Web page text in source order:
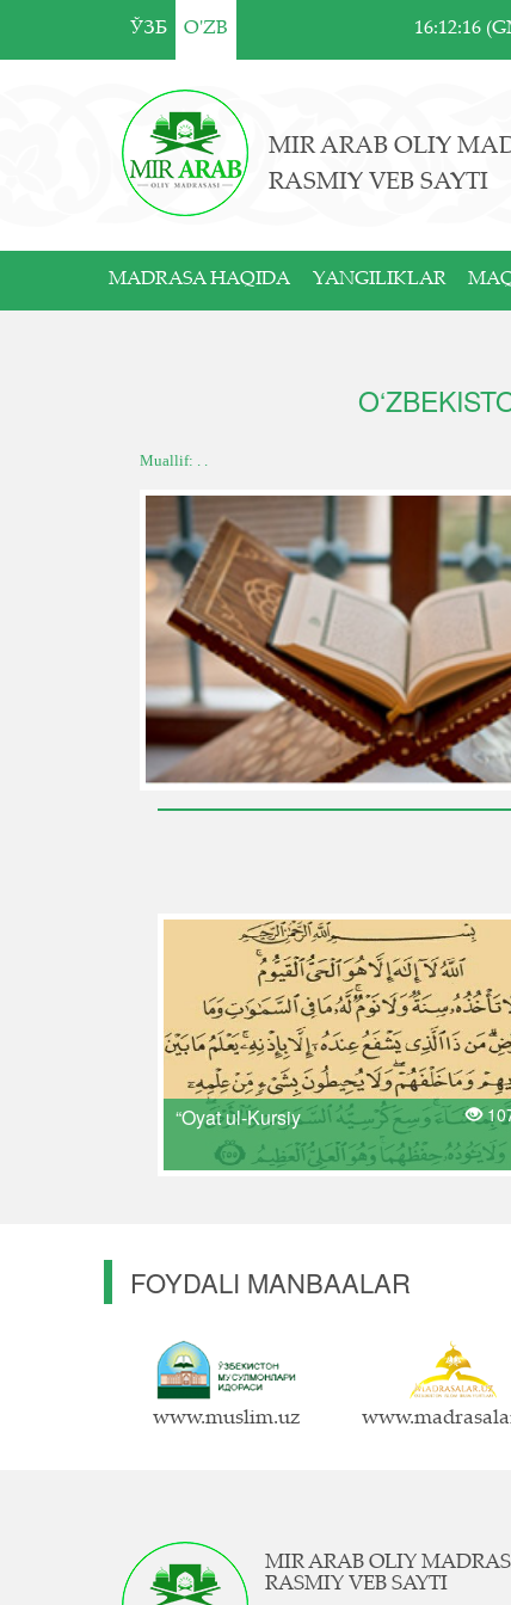
ЎЗБ O'ZB 16:12:16
MIR ARAB OLIY
RASMIY VEB SAYTI
MADRASA HAQIDA YANGILIKLAR
Muallif: . .
“Oyat ul-Kursiy
FOYDALI MANBAALAR
www.muslim.uz
MIR ARAB OLIY
RASMIY VEB SAYTI